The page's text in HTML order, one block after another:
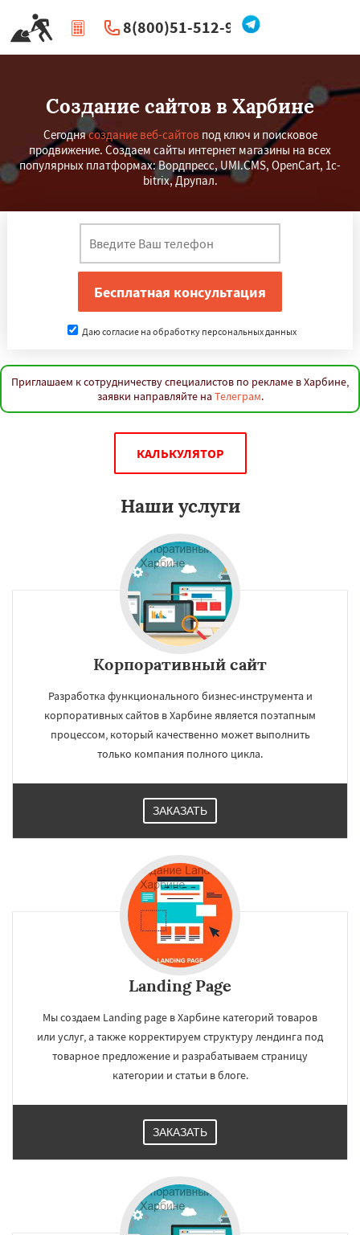
8(800)51-512-96
| Перезвоните мне
Создание сайтов в Харбине
Сегоднясоздание веб-сайтов под ключ и поисковое
продвижение. Создаем сайты интернет магазины на всех
популярных платформах: Вордпресс, UMI.CMS, OpenCart, 1c-
bitrix, Друпал.
Даю согласие на обработку персональных данных
Приглашаем к сотрудничеству специалистов по рекламе в Харбине,
заявки направляйте на Телеграм.
КАЛЬКУЛЯТОР
Наши услуги
Корпоративный сайт
Разработка функционального бизнес-инструмента и
корпоративных сайтов в Харбине является поэтапным
процессом, который качественно может выполнить
только компания полного цикла.
ЗАКАЗАТЬ
Landing Page
Мы создаем Landing page в Харбине категорий товаров
или услуг, а также корректируем структуру лендинга под
товарное предложение и разрабатываем страницу
категории и статьи в блоге.
ЗАКАЗАТЬ